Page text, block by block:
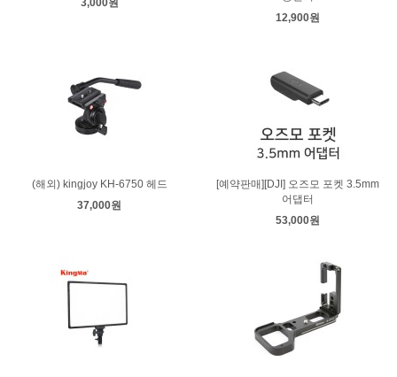
3,000원
12,900원
(해외) kingjoy KH-6750 헤드
37,000원
[예약판매][DJI] 오즈모 포켓 3.5mm
어댑터
53,000원